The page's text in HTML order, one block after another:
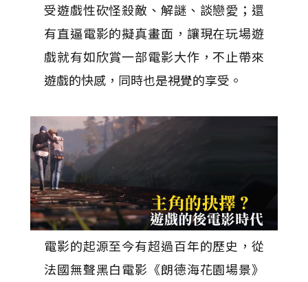
受遊戲性砍怪殺敵、解謎、談戀愛；還
有直逼電影的擬真畫面，讓現在玩場遊
戲就有如欣賞一部電影大作，不止帶來
遊戲的快感，同時也是視覺的享受。
電影的起源至今有超過百年的歷史，從
法國無聲黑白電影《朗德海花園場景》